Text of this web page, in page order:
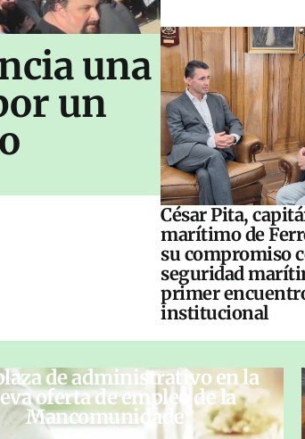
una
un
César Pita,
marítimo de
su compromiso
seguridad
primer
institucional
de administrativo en la
oferta de empleo de la
Mancomunidade